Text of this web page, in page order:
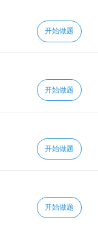
开始做题
开始做题
开始做题
开始做题